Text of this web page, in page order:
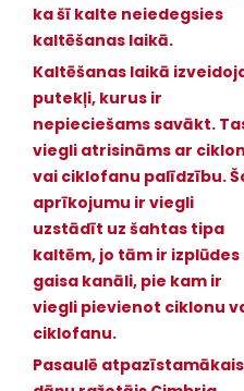
ka šī kalte neiedegsies
kaltēšanas laikā.
Kaltēšanas laikā
putekļi, kurus ir
nepieciešams savākt.
viegli atrisināms ar
vai ciklofanu palīdzību.
aprīkojumu ir viegli
uzstādīt uz šahtas tipa
kaltēm, jo tām ir izplūdes
gaisa kanāli, pie kam ir
viegli pievienot ciklonu
ciklofanu.
Pasaulē atpazīstamākais